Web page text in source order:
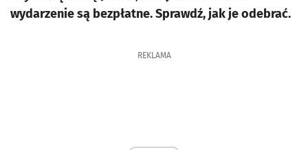
wydarzenie są bezpłatne. Sprawdź, jak je odebrać.
REKLAMA